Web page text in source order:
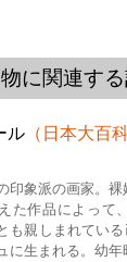
に関連す
ル （日本大百
印象派の画家。
た作品によって
も親しまれてい
に生まれる。幼